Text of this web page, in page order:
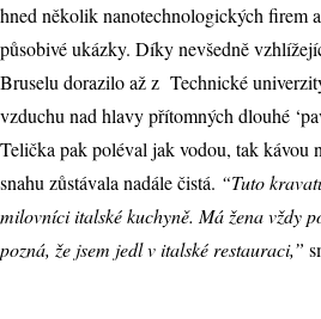
hned několik nanotechnologických firem
působivé ukázky. Díky nevšedně
Bruselu dorazilo až z Technické
vzduchu nad hlavy přítomných dlouhé
Telička pak poléval jak vodou, tak kávou
snahu zůstávala nadále čistá. “Tuto
milovníci italské kuchyně. Má žena vždy
pozná, že jsem jedl v italské restauraci,”